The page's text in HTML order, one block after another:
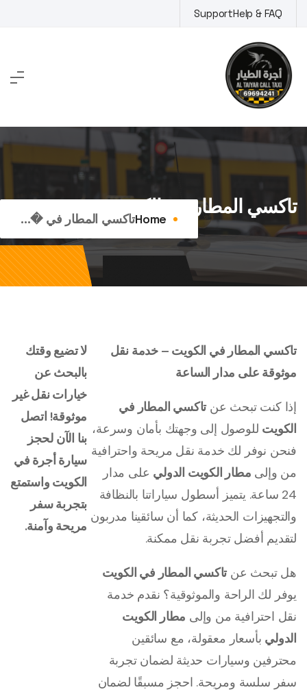
to
content
Help & FAQ
Support
تاكسي المطار في الكويت
Homeتاكسي المطار في �...
تاكسي المطار في الكويت – خدمة نقل
موثوقة على مدار الساعة
إذا كنت تبحث عن تاكسي المطار في
الكويت للوصول إلى وجهتك بأمان وسرعة،
فنحن نوفر لك خدمة نقل مريحة واحترافية
من وإلى مطار الكويت الدولي على مدار
24 ساعة. يتميز أسطول سياراتنا بالنظافة
والتجهيزات الحديثة، كما أن سائقينا مدربون
لتقديم أفضل تجربة نقل ممكنة.
هل تبحث عن تاكسي المطار في الكويت
يوفر لك الراحة والموثوقية؟ نقدم خدمة
نقل احترافية من وإلى مطار الكويت
الدولي بأسعار معقولة، مع سائقين
محترفين وسيارات حديثة لضمان تجربة
سفر سلسة ومريحة. احجز مسبقًا لضمان
لا تضيع وقتك
بالبحث عن
خيارات نقل غير
موثوقة! اتصل
بنا الآن لحجز
سيارة أجرة في
الكويت واستمتع
بتجربة سفر
مريحة وآمنة.